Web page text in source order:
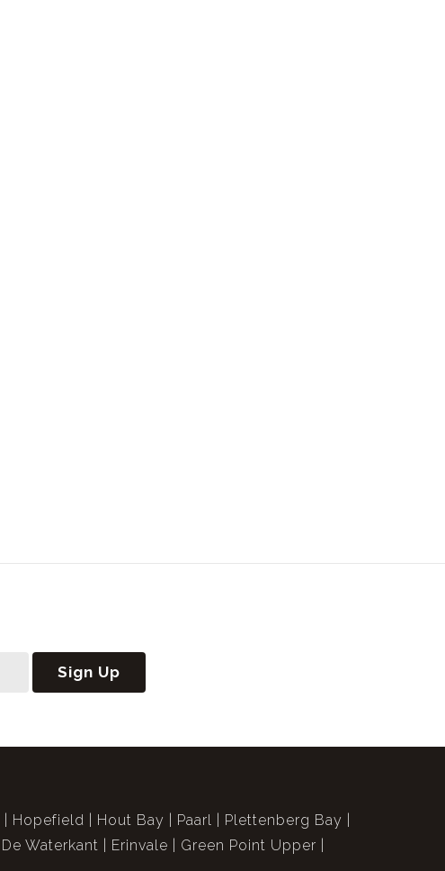
Sign Up
Hopefield Hout Bay Paarl
Plettenberg Bay
De Waterkant Erinvale
Green Point Upper